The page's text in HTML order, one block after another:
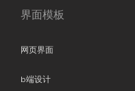
界面模板
网页界面
b端设计